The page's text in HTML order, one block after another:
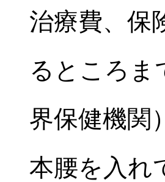
治療費、保
るところま
界保健機関
本腰を入れ